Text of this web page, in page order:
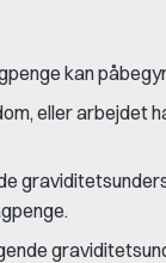
kan
eller arbejdet